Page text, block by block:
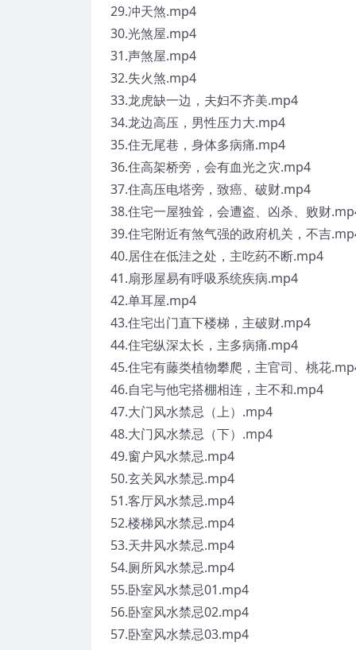
29.冲天煞.mp4
30.光煞屋.mp4
31.声煞屋.mp4
32.失火煞.mp4
33.龙虎缺一边，夫妇不齐美.mp4
34.龙边高压，男性压力大.mp4
35.住无尾巷，身体多病痛.mp4
36.住高架桥旁，会有血光之灾.mp4
37.住高压电塔旁，致癌、破财.mp4
38.住宅一屋独耸，会遭盗、凶杀、败财
39.住宅附近有煞气强的政府机关，不吉
40.居住在低洼之处，主吃药不断.mp4
41.扇形屋易有呼吸系统疾病.mp4
42.单耳屋.mp4
43.住宅出门直下楼梯，主破财.mp4
44.住宅纵深太长，主多病痛.mp4
45.住宅有藤类植物攀爬，主官司、桃花
46.自宅与他宅搭棚相连，主不和.mp4
47.大门风水禁忌（上）.mp4
48.大门风水禁忌（下）.mp4
49.窗户风水禁忌.mp4
50.玄关风水禁忌.mp4
51.客厅风水禁忌.mp4
52.楼梯风水禁忌.mp4
53.天井风水禁忌.mp4
54.厕所风水禁忌.mp4
55.卧室风水禁忌01.mp4
56.卧室风水禁忌02.mp4
57.卧室风水禁忌03.mp4